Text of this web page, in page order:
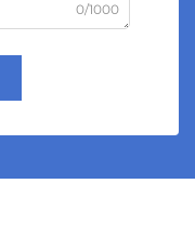
0/1000